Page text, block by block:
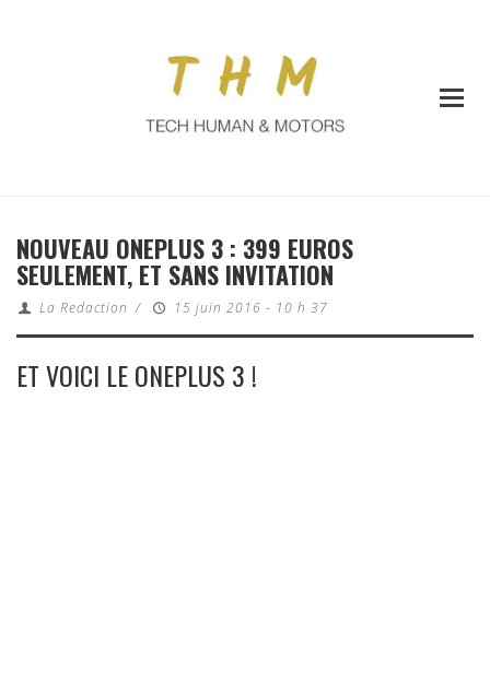
NOUVEAU ONEPLUS 3 : 399 EUROS
SEULEMENT, ET SANS INVITATION
La Redaction / 15 juin 2016 - 10 h 37
ET VOICI LE ONEPLUS 3 !